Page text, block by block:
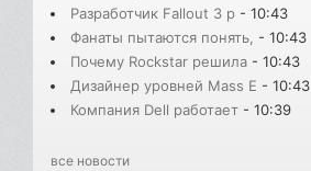
Разработчик Fallout 3 р - 10:43
Фанаты пытаются понять, - 10:43
Почему Rockstar решила - 10:43
Дизайнер уровней Mass E - 10:43
Компания Dell работает - 10:39
все новости